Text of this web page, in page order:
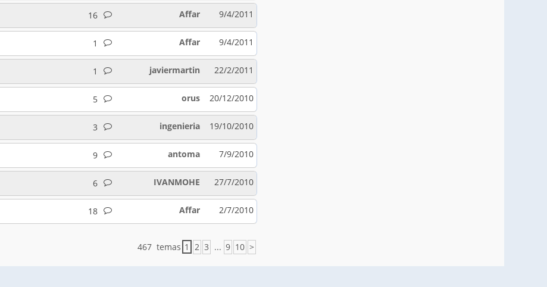
16 9/4/2011
Affar
1 9/4/2011
Affar
1 22/2/2011
javiermartin
5 20/12/2010
orus
3 19/10/2010
ingenieria
9 7/9/2010
antoma
6 27/7/2010
IVANMOHE
18 2/7/2010
Affar
467 temas 1 2 3 ... 9 10 >